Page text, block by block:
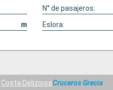
N° de pasajeros:
m Eslora:
Costa DeliziosaCruceros Grecia